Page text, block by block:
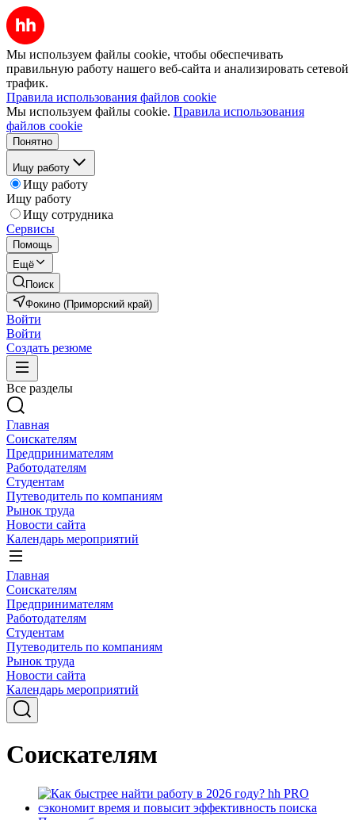
Мы используем файлы cookie, чтобы обеспечивать
правильную работу нашего веб-сайта и анализировать сетевой
трафик.
Правила использования файлов cookie
Мы используем файлы cookie. Правила использования
файлов cookie
Понятно
Ищу работу
Ищу работу
Ищу работу
Ищу сотрудника
Сервисы
Помощь
Ещё
Поиск
Фокино (Приморский край)
Войти
Войти
Создать резюме
Все разделы
Главная
Соискателям
Предпринимателям
Работодателям
Студентам
Путеводитель по компаниям
Рынок труда
Новости сайта
Календарь мероприятий
Главная
Соискателям
Предпринимателям
Работодателям
Студентам
Путеводитель по компаниям
Рынок труда
Новости сайта
Календарь мероприятий
Соискателям